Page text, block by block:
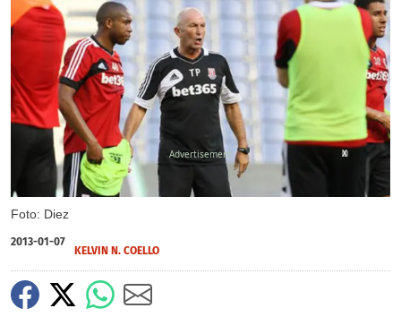
Foto: Diez
X
2013-01-07
KELVIN N. COELLO